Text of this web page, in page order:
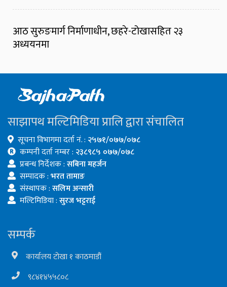
आठ सुरुङमार्ग निर्माणाधीन, छहरे-टोखासहित २३
अध्ययनमा
साझापथ मल्टिमिडिया प्रालि द्वारा संचालित
सूचना विभागमा दर्ता नं. : २५७१/०७७/०७८
कम्पनी दर्ता नम्बर : २३८९८५ ०७७/०७८
प्रबन्ध निर्देशक :सबिना महर्जन
सम्पादक :भरत तामाङ
संस्थापक :सलिम अन्सारी
मल्टिमिडिया :सुरज भट्टराई
सम्पर्क
कार्यालय टोखा १ काठमाडौं
९८४१४५५८०८